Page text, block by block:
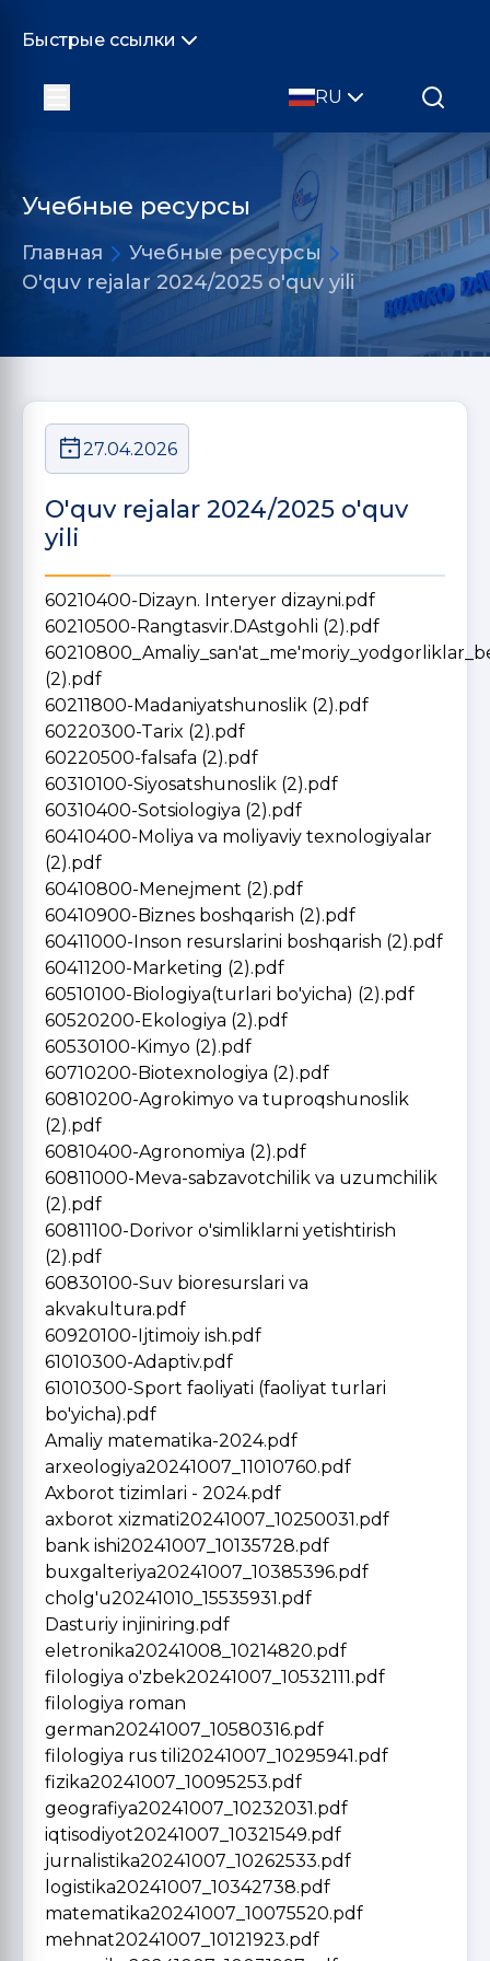
Быстрые ссылки
RU
Учебные ресурсы
Главная
Учебные ресурсы
O'quv rejalar 2024/2025 o'quv yili
27.04.2026
O'quv rejalar 2024/2025 o'quv
yili
60210400-Dizayn. Interyer dizayni.pdf
60210500-Rangtasvir.DAstgohli (2).pdf
(2).pdf
60211800-Madaniyatshunoslik (2).pdf
60220300-Tarix (2).pdf
60220500-falsafa (2).pdf
60310100-Siyosatshunoslik (2).pdf
60310400-Sotsiologiya (2).pdf
60410400-Moliya va moliyaviy texnologiyalar
(2).pdf
60410800-Menejment (2).pdf
60410900-Biznes boshqarish (2).pdf
60411000-Inson resurslarini boshqarish (2).pdf
60411200-Marketing (2).pdf
60510100-Biologiya(turlari bo'yicha) (2).pdf
60520200-Ekologiya (2).pdf
60530100-Kimyo (2).pdf
60710200-Biotexnologiya (2).pdf
60810200-Agrokimyo va tuproqshunoslik
(2).pdf
60810400-Agronomiya (2).pdf
60811000-Meva-sabzavotchilik va uzumchilik
(2).pdf
60811100-Dorivor o'simliklarni yetishtirish
(2).pdf
60830100-Suv bioresurslari va
akvakultura.pdf
60920100-Ijtimoiy ish.pdf
61010300-Adaptiv.pdf
61010300-Sport faoliyati (faoliyat turlari
bo'yicha).pdf
Amaliy matematika-2024.pdf
arxeologiya20241007_11010760.pdf
Axborot tizimlari - 2024.pdf
axborot xizmati20241007_10250031.pdf
bank ishi20241007_10135728.pdf
buxgalteriya20241007_10385396.pdf
cholg'u20241010_15535931.pdf
Dasturiy injiniring.pdf
eletronika20241008_10214820.pdf
filologiya o'zbek20241007_10532111.pdf
filologiya roman
german20241007_10580316.pdf
filologiya rus tili20241007_10295941.pdf
fizika20241007_10095253.pdf
geografiya20241007_10232031.pdf
iqtisodiyot20241007_10321549.pdf
jurnalistika20241007_10262533.pdf
logistika20241007_10342738.pdf
matematika20241007_10075520.pdf
mehnat20241007_10121923.pdf